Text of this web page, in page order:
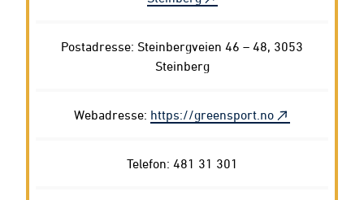
Postadresse: Steinbergveien 46 – 48, 3053
Steinberg
Webadresse: https://greensport.no
Telefon: 481 31 301